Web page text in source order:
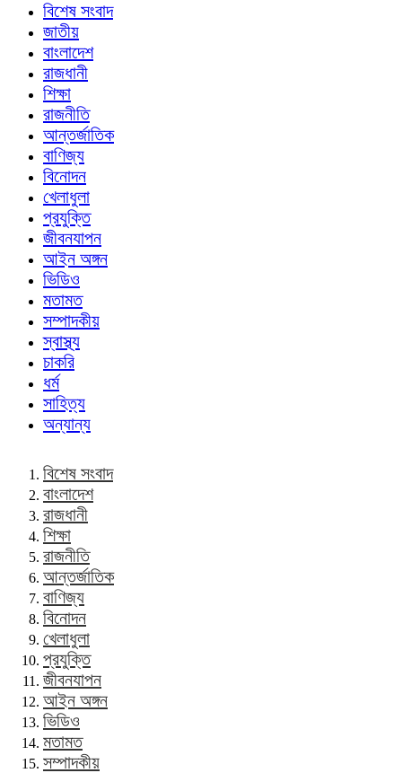
বিশেষ সংবাদ
জাতীয়
বাংলাদেশ
রাজধানী
শিক্ষা
রাজনীতি
আন্তর্জাতিক
বাণিজ্য
বিনোদন
খেলাধুলা
প্রযুক্তি
জীবনযাপন
আইন অঙ্গন
ভিডিও
মতামত
সম্পাদকীয়
স্বাস্থ্য
চাকরি
ধর্ম
সাহিত্য
অন্যান্য
বিশেষ সংবাদ
বাংলাদেশ
রাজধানী
শিক্ষা
রাজনীতি
আন্তর্জাতিক
বাণিজ্য
বিনোদন
খেলাধুলা
প্রযুক্তি
জীবনযাপন
আইন অঙ্গন
ভিডিও
মতামত
সম্পাদকীয়